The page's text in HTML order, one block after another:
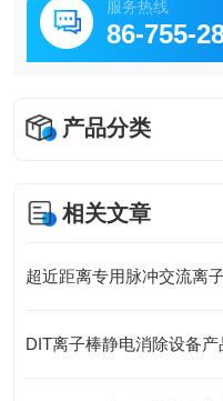
服务热线
86-755-
产品分类
相关文章
DIT离子棒静电消除设备